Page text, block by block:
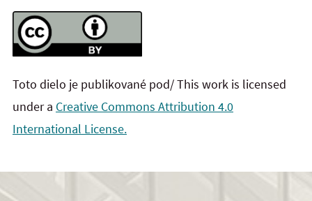
Toto dielo je publikované pod/ This work is licensed
under a Creative Commons Attribution 4.0
International License.